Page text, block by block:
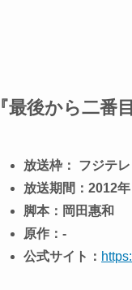
『最後から二番
放送枠： フジテ
放送期間：2012
脚本：岡田惠和
原作：-
公式サイト：